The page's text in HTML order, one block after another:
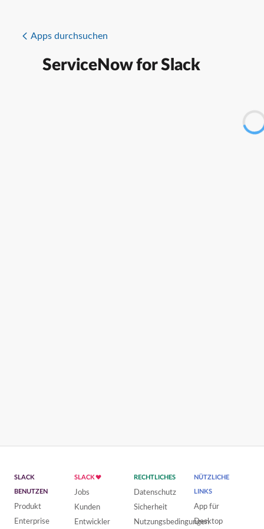
Apps durchsuchen
ServiceNow for Slack
SLACK
BENUTZEN
Produkt
Enterprise
SLACK
Jobs
Kunden
Entwickler
RECHTLICHES
Datenschutz
Sicherheit
Nutzungsbedingungen
NÜTZLICHE
LINKS
App für
Desktop